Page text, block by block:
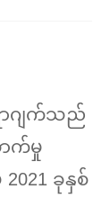
ောဂျက်သည်
က်မှု
ခုနှစ်